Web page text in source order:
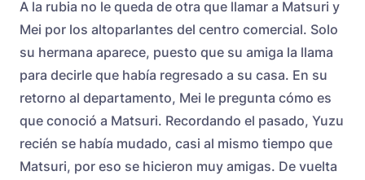
A la rubia no le queda de otra que llamar a Matsuri y
Mei por los altoparlantes del centro comercial. Solo
su hermana aparece, puesto que su amiga la llama
para decirle que había regresado a su casa. En su
retorno al departamento, Mei le pregunta cómo es
que conoció a Matsuri. Recordando el pasado, Yuzu
recién se había mudado, casi al mismo tiempo que
Matsuri, por eso se hicieron muy amigas. De vuelta